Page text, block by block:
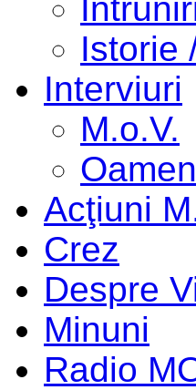
Istorie
Interviuri
M.o.V.
Acţiuni
Crez
Despre
Minuni
Radio